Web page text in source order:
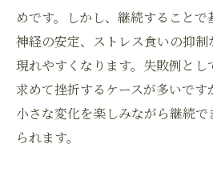
めです。しかし、継続すること
神経の安定、ストレス食いの抑
現れやすくなります。失敗例と
求めて挫折するケースが多いで
小さな変化を楽しみながら継続
られます。